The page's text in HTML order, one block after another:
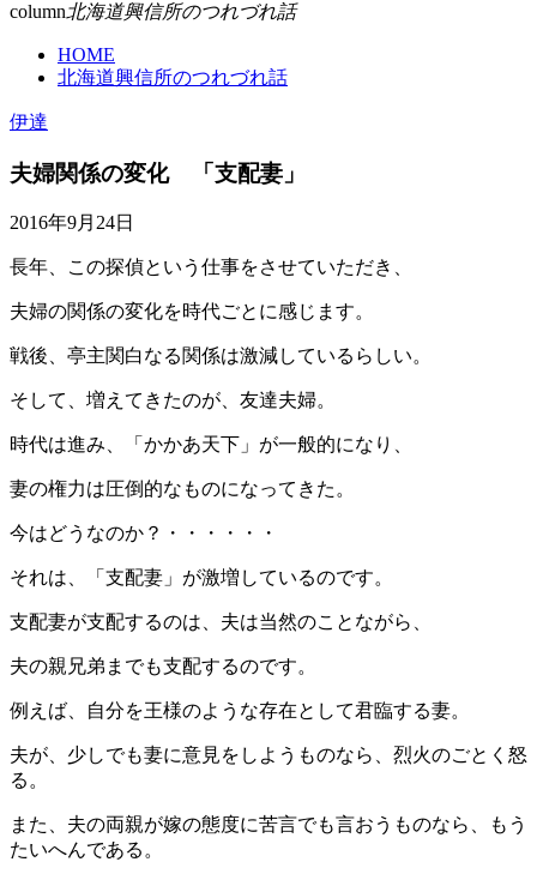
column北海道興信所のつれづれ話
HOME
北海道興信所のつれづれ話
伊達
夫婦関係の変化 「支配妻」
2016年9月24日
長年、この探偵という仕事をさせていただき、
夫婦の関係の変化を時代ごとに感じます。
戦後、亭主関白なる関係は激減しているらしい。
そして、増えてきたのが、友達夫婦。
時代は進み、「かかあ天下」が一般的になり、
妻の権力は圧倒的なものになってきた。
今はどうなのか？・・・・・・
それは、「支配妻」が激増しているのです。
支配妻が支配するのは、夫は当然のことながら、
夫の親兄弟までも支配するのです。
例えば、自分を王様のような存在として君臨する妻。
夫が、少しでも妻に意見をしようものなら、烈火のごとく怒
る。
また、夫の両親が嫁の態度に苦言でも言おうものなら、もう
たいへんである。